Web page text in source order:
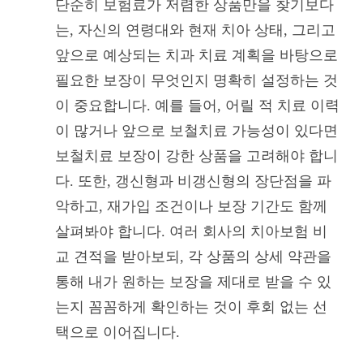
단순히 보험료가 저렴한 상품만을 찾기보다
는, 자신의 연령대와 현재 치아 상태, 그리고
앞으로 예상되는 치과 치료 계획을 바탕으로
필요한 보장이 무엇인지 명확히 설정하는 것
이 중요합니다. 예를 들어, 어릴 적 치료 이력
이 많거나 앞으로 보철치료 가능성이 있다면
보철치료 보장이 강한 상품을 고려해야 합니
다. 또한, 갱신형과 비갱신형의 장단점을 파
악하고, 재가입 조건이나 보장 기간도 함께
살펴봐야 합니다. 여러 회사의 치아보험 비
교 견적을 받아보되, 각 상품의 상세 약관을
통해 내가 원하는 보장을 제대로 받을 수 있
는지 꼼꼼하게 확인하는 것이 후회 없는 선
택으로 이어집니다.